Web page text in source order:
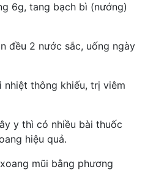
6g, tang bạch bì (nướng)
đều 2 nước sắc, uống ngày
thông khiếu, trị viêm
y thì có nhiều bài thuốc
hiệu quả.
mũi bằng phương